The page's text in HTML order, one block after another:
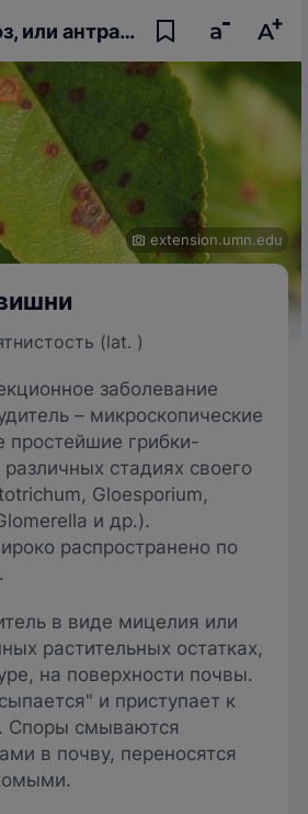
Антракноз, или антракнозная пятнистость вишни
extension.umn.edu
(lat. )
заболевание
– микроскопические
простейшие грибки-
стадиях своего
Gloesporium,
и др.).
распространено по
в виде мицелия или
растительных остатках,
на поверхности почвы.
и приступает к
Споры смываются
в почву, переносятся